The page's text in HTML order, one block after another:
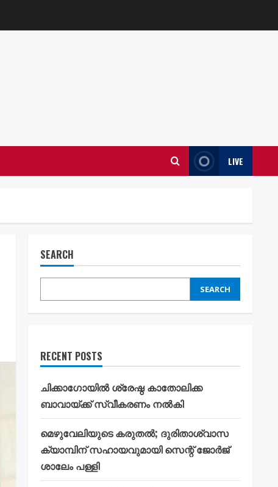
LIVE
SEARCH
SEARCH
RECENT POSTS
ചിക്കാഗോയിൽ ശ്രേഷ്ഠ കാതോലിക്ക
ബാവായ്ക്ക് സ്വീകരണം നൽകി
മെഴുവേലിയുടെ കരുതൽ; ദുരിതാശ്വാസ
ക്യാമ്പിന് സഹായവുമായി സെന്റ് ജോർജ്
ശാലേം പള്ളി